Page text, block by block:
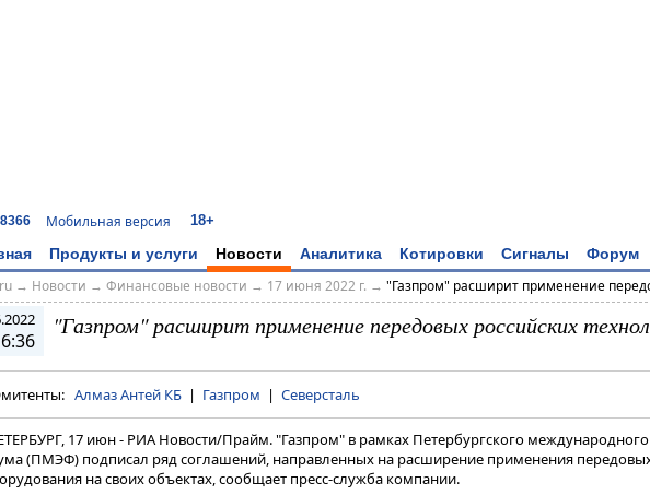
Мобильная версия 18+
Продукты и услуги Новости Аналитика Котировки Сигналы Форум
→ Новости → Финансовые новости → 17 июня 2022 г. → "Газпром" расширит применение
"Газпром" расширит применение передовых российских
Алмаз Антей КБ | Газпром | Северсталь
17 июн - РИА Новости/Прайм. "Газпром" в рамках Петербургского
(ПМЭФ) подписал ряд соглашений, направленных на расширение применения
на своих объектах, сообщает пресс-служба компании​​​.